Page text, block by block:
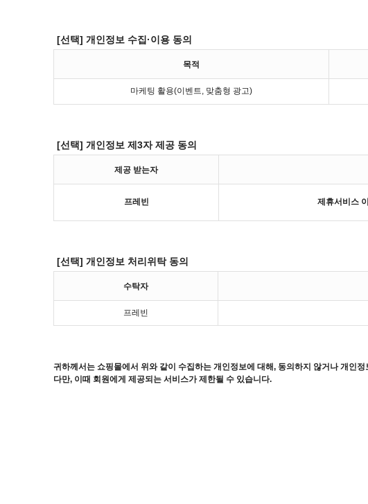
[선택] 개인정보 수집·이용 동의
목적
마케팅 활용(이벤트, 맞춤형 광고)
[선택] 개인정보 제3자 제공 동의
제공 받는자
프레빈 제휴서비스
[선택] 개인정보 처리위탁 동의
수탁자
프레빈
귀하께서는 쇼핑몰에서 위와 같이 수집하는 개인정보에 대해, 동의하지 않거나 개인
다만, 이때 회원에게 제공되는 서비스가 제한될 수 있습니다.